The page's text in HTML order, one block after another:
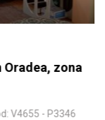
zona
V4655 - P3346